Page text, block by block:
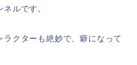
ルです。
ラクターも絶妙で、癖になって